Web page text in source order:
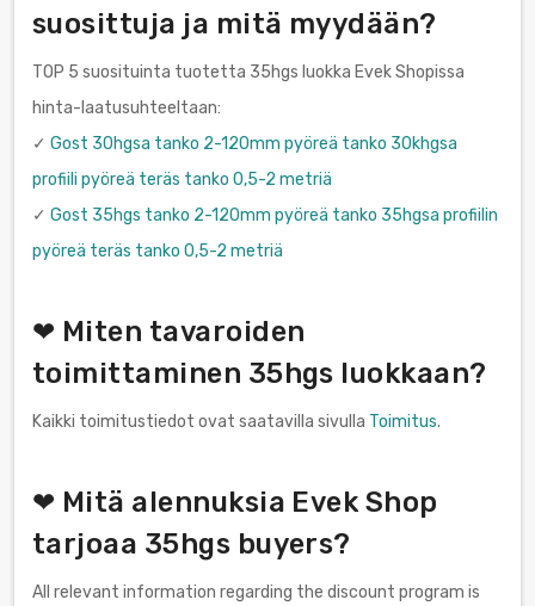
suosittuja ja mitä myydään?
TOP 5 suosituinta tuotetta 35hgs luokka Evek Shopissa
hinta-laatusuhteeltaan:
✓ Gost 30hgsa tanko 2-120mm pyöreä tanko 30khgsa
profiili pyöreä teräs tanko 0,5-2 metriä
✓ Gost 35hgs tanko 2-120mm pyöreä tanko 35hgsa profiilin
pyöreä teräs tanko 0,5-2 metriä
❤ Miten tavaroiden
toimittaminen 35hgs luokkaan?
Kaikki toimitustiedot ovat saatavilla sivulla Toimitus.
❤ Mitä alennuksia Evek Shop
tarjoaa 35hgs buyers?
All relevant information regarding the discount program is